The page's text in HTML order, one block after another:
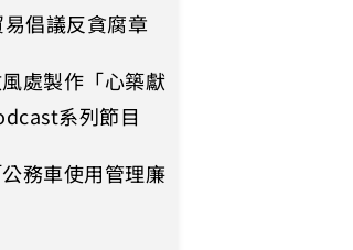
倡議反貪腐章
處製作「心築獻
系列節目
務車使用管理廉